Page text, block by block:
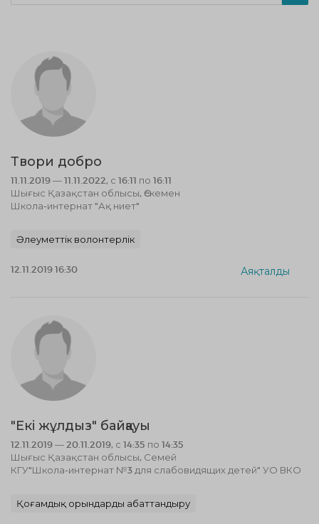
Твори добро
11.11.2019 — 11.11.2022, с 16:11 по 16:11
Шығыс Қазақстан облысы, Өскемен
Школа-интернат "Ақ ниет"
Әлеуметтік волонтерлік
12.11.2019 16:30 Аяқталды
"Екі жұлдыз" байқауы
12.11.2019 — 20.11.2019, с 14:35 по 14:35
Шығыс Қазақстан облысы, Семей
КГУ"Школа-интернат №3 для слабовидящих детей" УО ВКО
Қоғамдық орындарды абаттандыру